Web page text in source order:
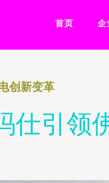
首页 企
创新变革
仕引领